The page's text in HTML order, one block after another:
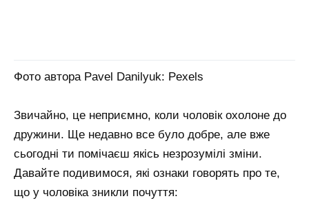
Фото автора Pavel Danilyuk: Pexels
Звичайно, це неприємно, коли чоловік охолоне до
дружини. Ще недавно все було добре, але вже
сьогодні ти помічаєш якісь незрозумілі зміни.
Давайте подивимося, які ознаки говорять про те,
що у чоловіка зникли почуття: